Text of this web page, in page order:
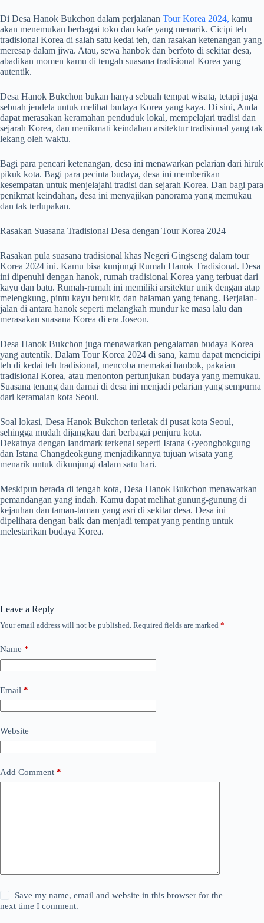
Di Desa Hanok Bukchon dalam perjalanan Tour Korea 2024, kamu
akan menemukan berbagai toko dan kafe yang menarik. Cicipi teh
tradisional Korea di salah satu kedai teh, dan rasakan ketenangan yang
meresap dalam jiwa. Atau, sewa hanbok dan berfoto di sekitar desa,
abadikan momen kamu di tengah suasana tradisional Korea yang
autentik.
Desa Hanok Bukchon bukan hanya sebuah tempat wisata, tetapi juga
sebuah jendela untuk melihat budaya Korea yang kaya. Di sini, Anda
dapat merasakan keramahan penduduk lokal, mempelajari tradisi dan
sejarah Korea, dan menikmati keindahan arsitektur tradisional yang tak
lekang oleh waktu.
Bagi para pencari ketenangan, desa ini menawarkan pelarian dari hiruk
pikuk kota. Bagi para pecinta budaya, desa ini memberikan
kesempatan untuk menjelajahi tradisi dan sejarah Korea. Dan bagi para
penikmat keindahan, desa ini menyajikan panorama yang memukau
dan tak terlupakan.
Rasakan Suasana Tradisional Desa dengan Tour Korea 2024
Rasakan pula suasana tradisional khas Negeri Gingseng dalam tour
Korea 2024 ini. Kamu bisa kunjungi Rumah Hanok Tradisional. Desa
ini dipenuhi dengan hanok, rumah tradisional Korea yang terbuat dari
kayu dan batu. Rumah-rumah ini memiliki arsitektur unik dengan atap
melengkung, pintu kayu berukir, dan halaman yang tenang. Berjalan-
jalan di antara hanok seperti melangkah mundur ke masa lalu dan
merasakan suasana Korea di era Joseon.
Desa Hanok Bukchon juga menawarkan pengalaman budaya Korea
yang autentik. Dalam Tour Korea 2024 di sana, kamu dapat mencicipi
teh di kedai teh tradisional, mencoba memakai hanbok, pakaian
tradisional Korea, atau menonton pertunjukan budaya yang memukau.
Suasana tenang dan damai di desa ini menjadi pelarian yang sempurna
dari keramaian kota Seoul.
Soal lokasi, Desa Hanok Bukchon terletak di pusat kota Seoul,
sehingga mudah dijangkau dari berbagai penjuru kota.
Dekatnya dengan landmark terkenal seperti Istana Gyeongbokgung
dan Istana Changdeokgung menjadikannya tujuan wisata yang
menarik untuk dikunjungi dalam satu hari.
Meskipun berada di tengah kota, Desa Hanok Bukchon menawarkan
pemandangan yang indah. Kamu dapat melihat gunung-gunung di
kejauhan dan taman-taman yang asri di sekitar desa. Desa ini
dipelihara dengan baik dan menjadi tempat yang penting untuk
melestarikan budaya Korea.
Leave a Reply
Your email address will not be published. Required fields are marked *
Name *
Email *
Website
Add Comment *
Save my name, email and website in this browser for the
next time I comment.